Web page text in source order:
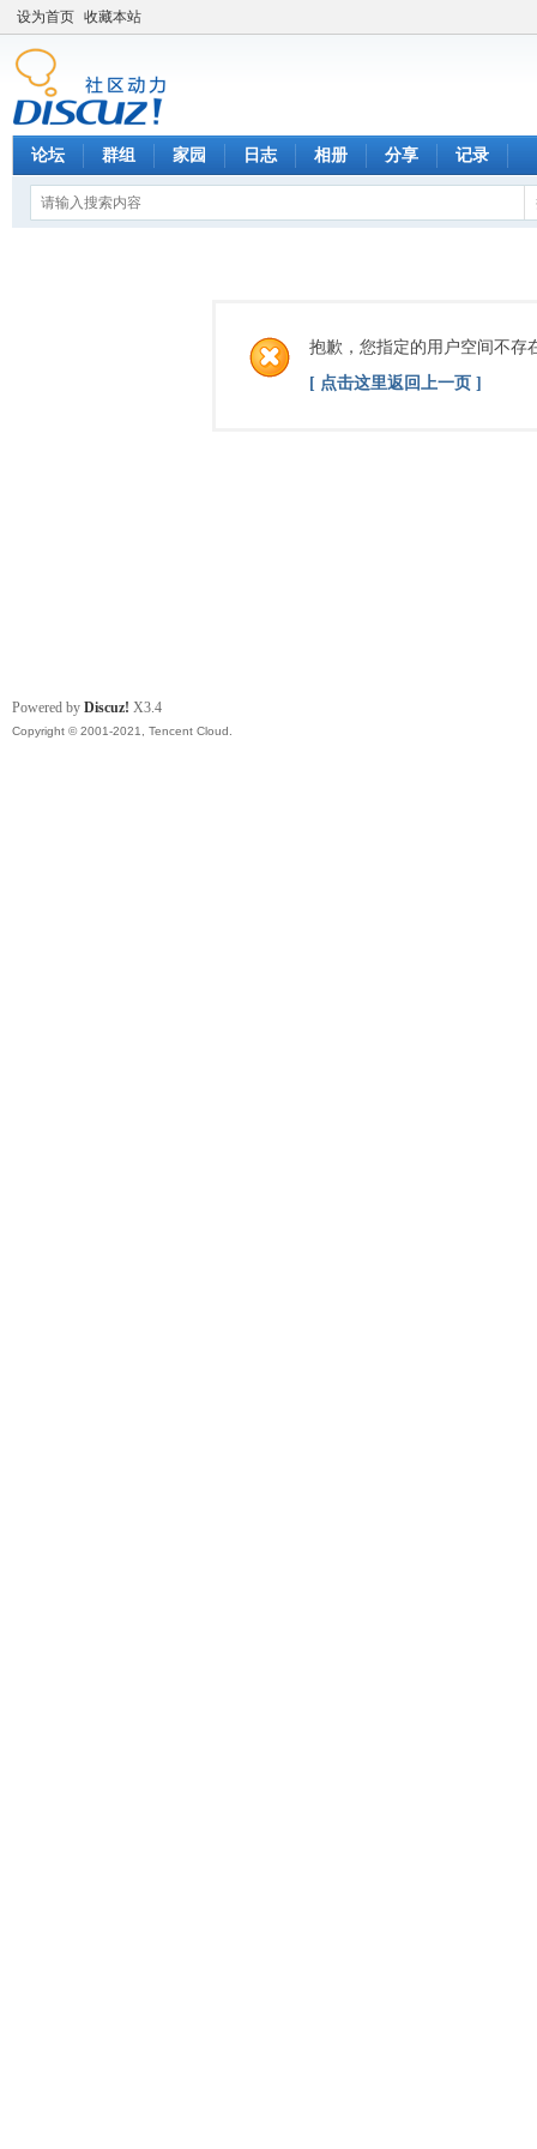
设为首页 收藏本站
论坛 群组 家园 日志 相册 分享 记录
抱歉，您指定的用户空间不存
[ 点击这里返回上一页 ]
Powered by Discuz! X3.4
Copyright © 2001-2021, Tencent Cloud.